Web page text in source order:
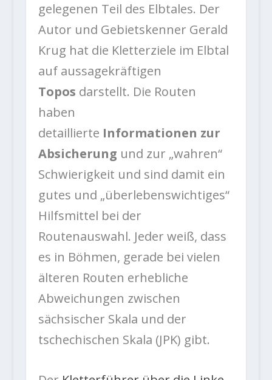
gelegenen Teil des Elbtales. Der
Autor und Gebietskenner Gerald
Krug hat die Kletterziele im Elbtal
auf aussagekräftigen
Topos darstellt. Die Routen
haben
detaillierte Informationen zur
Absicherung und zur „wahren“
Schwierigkeit und sind damit ein
gutes und „überlebenswichtiges“
Hilfsmittel bei der
Routenauswahl. Jeder weiß, dass
es in Böhmen, gerade bei vielen
älteren Routen erhebliche
Abweichungen zwischen
sächsischer Skala und der
tschechischen Skala (JPK) gibt.